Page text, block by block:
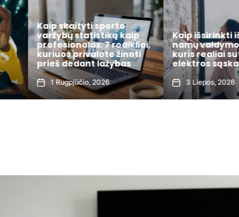
Kaip skaityti sporto
varžybų statistiką kaip
profesionalas: 7 rodikliai,
kuriuos privalote žinoti
prieš dedant lažybas
1 Rugpjūčio, 2026
Kaip išsirinkti
namų
kuris realiai
elektros
3 Liepos, 2026